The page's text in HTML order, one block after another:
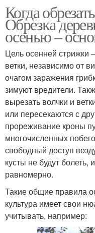
Когда
Обрезка
осенью –
Цель осенней стрижки
ветки, независимо от
очагом заражения
зимуют вредители.
вырезать волчки и
или пересекаются с
прореживание кроны
многочисленных
свободный доступ
кусты не будут болеть,
равномерно.
Такие общие правила
культура имеет свои
учитывать, например: